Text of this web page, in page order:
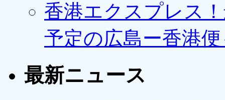
香港エクスプレス
予定の広島ー香港
最新ニュース